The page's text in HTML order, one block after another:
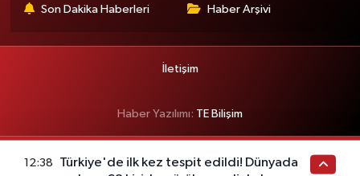
Son Dakika Haberleri Haber Arşivi
İletişim
Haber Yazılımı: TE Bilişim
12:38
Türkiye'de ilk kez tespit edildi! Dünyada